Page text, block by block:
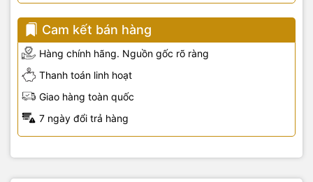
Cam kết bán hàng
Hàng chính hãng. Nguồn gốc rõ ràng
Thanh toán linh hoạt
Giao hàng toàn quốc
7 ngày đổi trả hàng